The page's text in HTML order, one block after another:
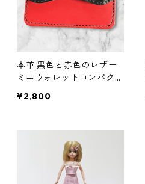
本革 黒色と赤色のレザー
ミニウォレットコンパクト
レット
¥2,800